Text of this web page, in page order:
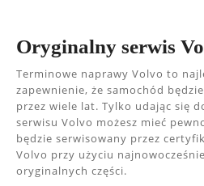
Oryginalny serwis
Terminowe naprawy Volvo to
zapewnienie, że samochód
przez wiele lat. Tylko udając się
serwisu Volvo możesz mieć
będzie serwisowany przez
Volvo przy użyciu
oryginalnych części.